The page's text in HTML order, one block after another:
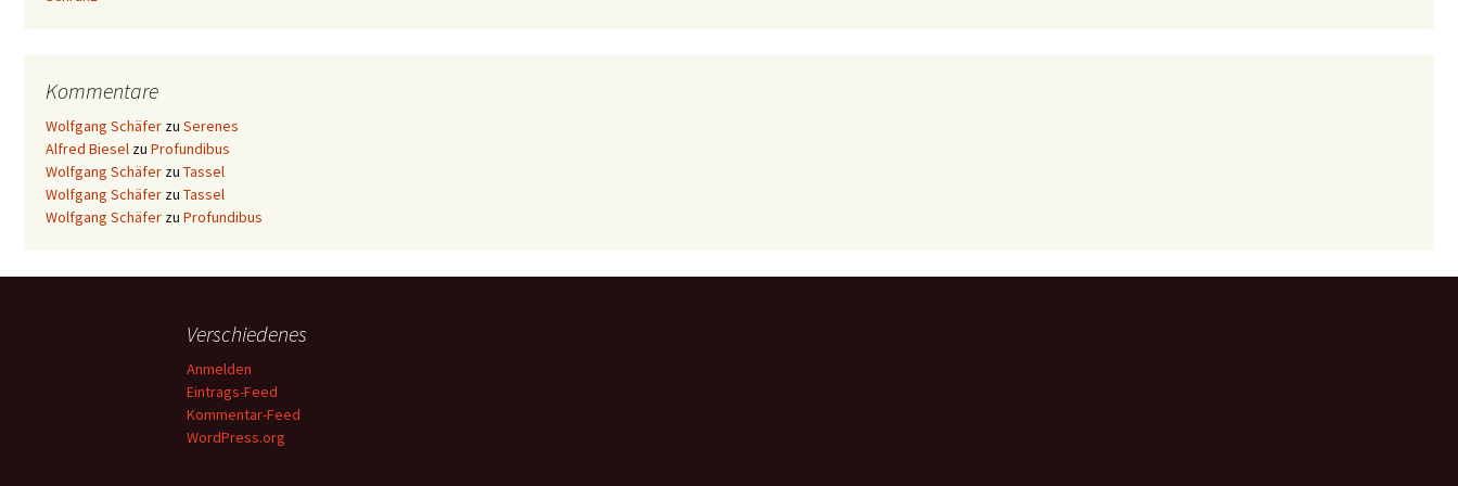
Kommentare
Wolfgang Schäfer zu Serenes
Alfred Biesel zu Profundibus
Wolfgang Schäfer zu Tassel
Wolfgang Schäfer zu Tassel
Wolfgang Schäfer zu Profundibus
Verschiedenes
Anmelden
Eintrags-Feed
Kommentar-Feed
WordPress.org